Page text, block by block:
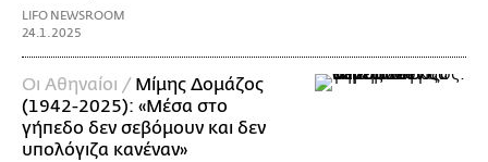
LIFO NEWSROOM
24.1.2025
Οι Αθηναίοι / Μίμης Δομάζος
(1942-2025): «Μέσα στο
γήπεδο δεν σεβόμουν και δεν
υπολόγιζα κανέναν»